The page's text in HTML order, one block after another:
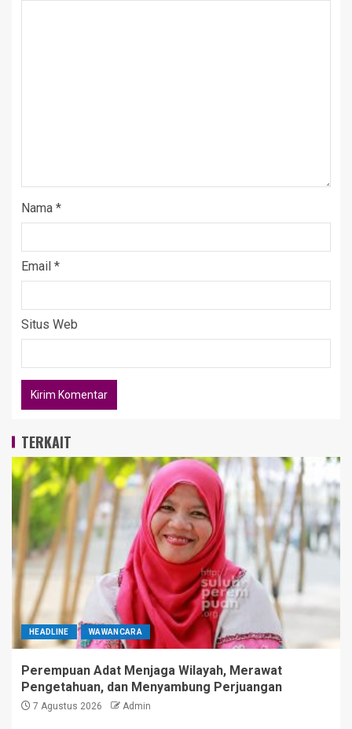
Nama *
Email *
Situs Web
TERKAIT
HEADLINE WAWANCARA
Perempuan Adat Menjaga Wilayah, Merawat
Pengetahuan, dan Menyambung Perjuangan
7 Agustus 2026 Admin